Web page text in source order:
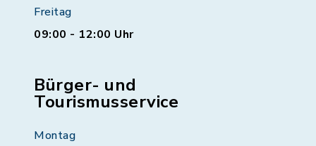
Freitag
09:00 - 12:00 Uhr
Bürger- und
Tourismusservice
Montag